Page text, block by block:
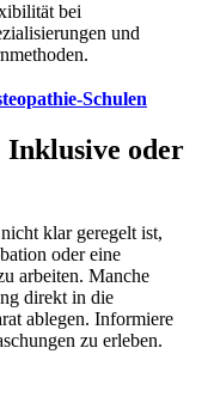
bei
und
Schulen
oder
klar geregelt ist,
oder eine
arbeiten. Manche
direkt in die
ablegen. Informiere
zu erleben.